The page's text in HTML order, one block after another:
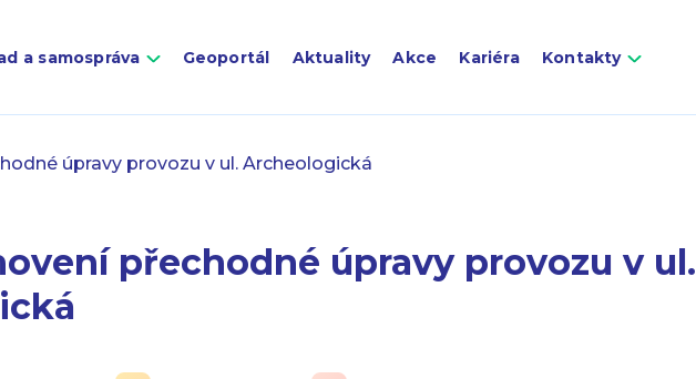
a samospráva Geoportál Aktuality Akce Kariéra Kontakty
úpravy provozu v ul. Archeologická
přechodné úpravy provozu v ul.